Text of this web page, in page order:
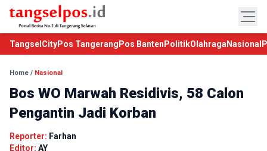
TangselCityPos Tangerang Pos Banten PolitikOlahraga Nasional
Home / Nasional
Bos WO Marwah Residivis, 58 Calon
Pengantin Jadi Korban
Reporter: Farhan
Editor: AY